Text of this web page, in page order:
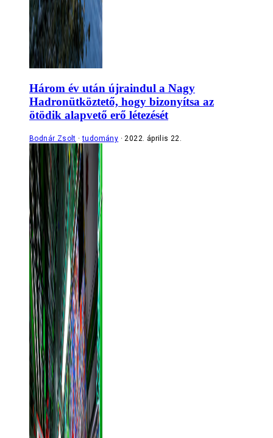
Három év után újraindul a Nagy
Hadronütköztető, hogy bizonyítsa az
ötödik alapvető erő létezését
Bodnár Zsolt tudomány 2022. április 22.